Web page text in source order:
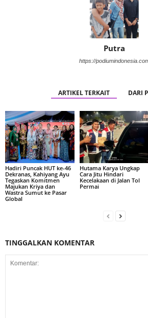
Putra
https://
ARTIKEL TERKAIT DARI
Hadiri Puncak HUT ke-46
Dekranas, Kahiyang Ayu
Tegaskan Komitmen
Majukan Kriya dan
Wastra Sumut ke Pasar
Global
Hutama Karya Ungkap
Cara Jitu Hindari
Kecelakaan di Jalan Tol
Permai
TINGGALKAN KOMENTAR